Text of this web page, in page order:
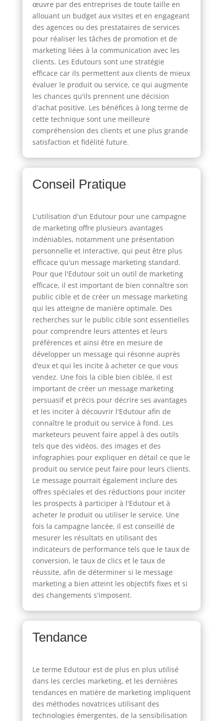
œuvre par des entreprises de toute taille en
allouant un budget aux visites et en engageant
des agences ou des prestataires de services
pour réaliser les tâches de promotion et de
marketing liées à la communication avec les
clients. Les Edutours sont une stratégie
efficace car ils permettent aux clients de mieux
évaluer le produit ou service, ce qui augmente
les chances qu'ils prennent une décision
d'achat positive. Les bénéfices à long terme de
cette technique sont une meilleure
compréhension des clients et une plus grande
satisfaction et fidélité future.
Conseil Pratique
L'utilisation d'un Edutour pour une campagne
de marketing offre plusieurs avantages
indéniables, notamment une présentation
personnelle et interactive, qui peut être plus
efficace qu'un message marketing standard.
Pour que l'Edutour soit un outil de marketing
efficace, il est important de bien connaître son
public cible et de créer un message marketing
qui les atteigne de manière optimale. Des
recherches sur le public cible sont essentielles
pour comprendre leurs attentes et leurs
préférences et ainsi être en mesure de
développer un message qui résonne auprès
d’eux et qui les incite à acheter ce que vous
vendez. Une fois la cible bien ciblée, il est
important de créer un message marketing
persuasif et précis pour décrire ses avantages
et les inciter à découvrir l'Edutour afin de
connaître le produit ou service à fond. Les
marketeurs peuvent faire appel à des outils
tels que des vidéos, des images et des
infographies pour expliquer en détail ce que le
produit ou service peut faire pour leurs clients.
Le message pourrait également inclure des
offres spéciales et des réductions pour inciter
les prospects à participer à l'Edutour et à
acheter le produit ou utiliser le service. Une
fois la campagne lancée, il est conseillé de
mesurer les résultats en utilisant des
indicateurs de performance tels que le taux de
conversion, le taux de clics et le taux de
réussite, afin de déterminer si le message
marketing a bien atteint les objectifs fixes et si
des changements s'imposent.
Tendance
Le terme Edutour est de plus en plus utilisé
dans les cercles marketing, et les dernières
tendances en matière de marketing impliquent
des méthodes novatrices utilisant des
technologies émergentes, de la sensibilisation